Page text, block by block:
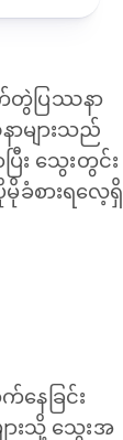
က်တွဲပြဿနာ
ာများသည်
ြီး သွေးတွင်း
ခံစားရ‌လေ့ရှိ
ေခြင်း
ားသို့ သွေးအ